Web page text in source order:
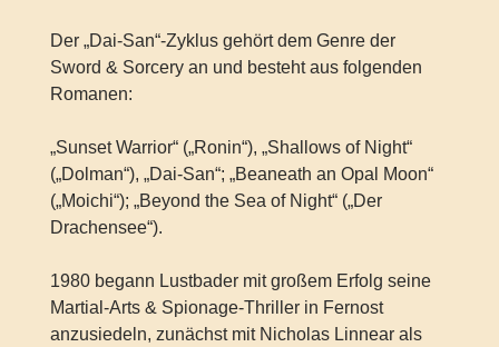
Der „Dai-San“-Zyklus gehört dem Genre der
Sword & Sorcery an und besteht aus folgenden
Romanen:
„Sunset Warrior“ („Ronin“), „Shallows of Night“
(„Dolman“), „Dai-San“; „Beaneath an Opal Moon“
(„Moichi“); „Beyond the Sea of Night“ („Der
Drachensee“).
1980 begann Lustbader mit großem Erfolg seine
Martial-Arts & Spionage-Thriller in Fernost
anzusiedeln, zunächst mit Nicholas Linnear als